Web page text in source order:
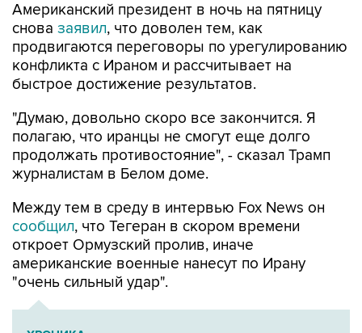
Американский президент в ночь на пятницу
снова заявил, что доволен тем, как
продвигаются переговоры по урегулированию
конфликта с Ираном и рассчитывает на
быстрое достижение результатов.
"Думаю, довольно скоро все закончится. Я
полагаю, что иранцы не смогут еще долго
продолжать противостояние", - сказал Трамп
журналистам в Белом доме.
Между тем в среду в интервью Fox News он
сообщил, что Тегеран в скором времени
откроет Ормузский пролив, иначе
американские военные нанесут по Ирану
"очень сильный удар".